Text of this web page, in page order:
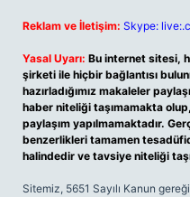
Reklam ve İletişim: Skype:
Yasal Uyarı: Bu internet sitesi,
şirketi ile hiçbir bağlantısı
hazırladığımız makaleler
haber niteliği taşımamakta
paylaşım yapılmamaktadır.
benzerlikleri tamamen
halindedir ve tavsiye niteliği
Sitemiz, 5651 Sayılı Kanun